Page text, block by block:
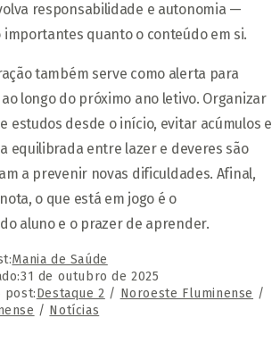
responsabilidade e autonomia —
quanto o conteúdo em si.
também serve como alerta para
longo do próximo ano letivo. Organizar
estudos desde o início, evitar acúmulos e
equilibrada entre lazer e deveres são
a prevenir novas dificuldades. Afinal,
o que está em jogo é o
aluno e o prazer de aprender.
Mania de Saúde
31 de outubro de 2025
post:Destaque 2 / Noroeste Fluminense /
/ Notícias